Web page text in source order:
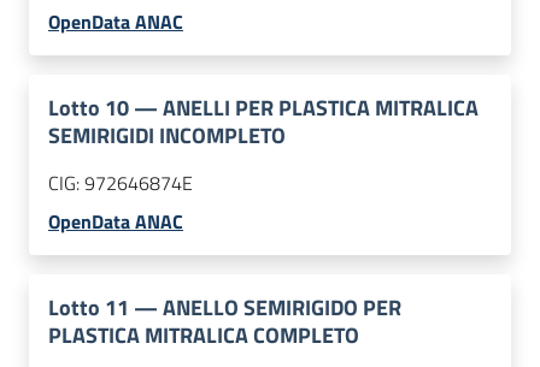
OpenData ANAC
Lotto 10—ANELLI PER PLASTICA MITRALICA
SEMIRIGIDI INCOMPLETO
CIG:972646874E
OpenData ANAC
Lotto 11 —ANELLO SEMIRIGIDO PER
PLASTICA MITRALICA COMPLETO